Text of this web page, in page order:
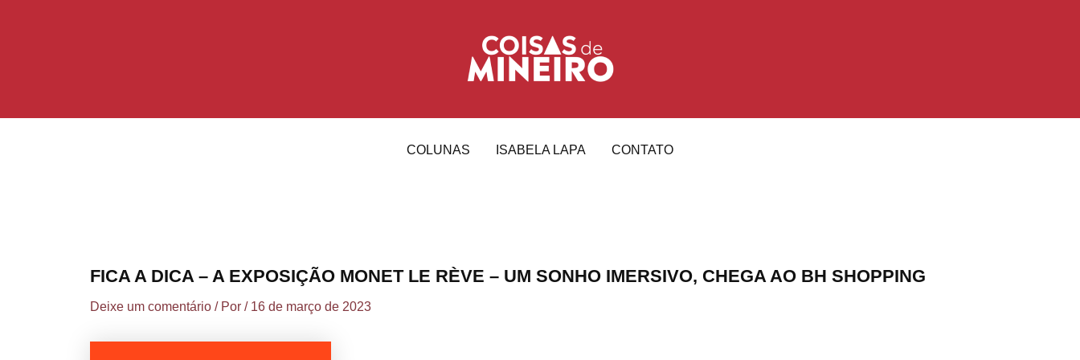
COLUNAS ISABELA LAPA CONTATO
FICA A DICA – A EXPOSIÇÃO MONET LE RÈVE – UM SONHO IMERSIVO, CHEGA AO BH SHOPPING
Deixe um comentário / Por / 16 de março de 2023